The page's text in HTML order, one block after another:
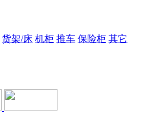
货架/床 机柜 推车 保险柜 其它